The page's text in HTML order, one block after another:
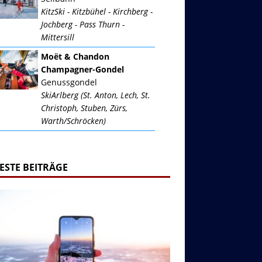
KitzSki - Kitzbühel - Kirchberg -
Jochberg - Pass Thurn -
Mittersill
Moët & Chandon
Champagner-Gondel
Genussgondel
SkiArlberg (St. Anton, Lech, St.
Christoph, Stuben, Zürs,
Warth/Schröcken)
BEITRÄGE